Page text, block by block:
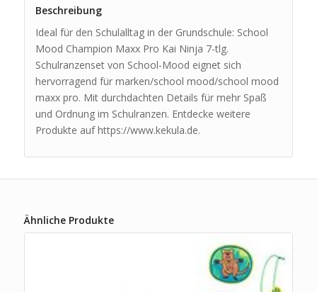
Beschreibung
Ideal für den Schulalltag in der Grundschule: School
Mood Champion Maxx Pro Kai Ninja 7-tlg.
Schulranzenset von School-Mood eignet sich
hervorragend für marken/school mood/school mood
maxx pro. Mit durchdachten Details für mehr Spaß
und Ordnung im Schulranzen. Entdecke weitere
Produkte auf https://www.kekula.de.
Ähnliche Produkte